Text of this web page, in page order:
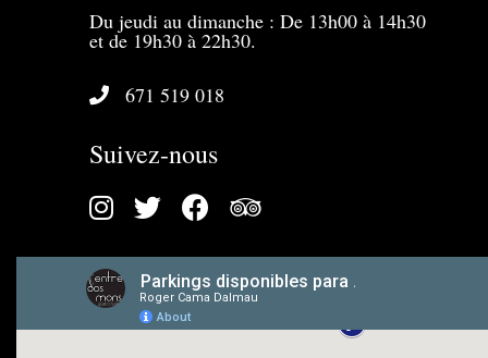
Du jeudi au dimanche : De 13h00 à 14h30
et de 19h30 à 22h30.
671 519 018
Suivez-nous